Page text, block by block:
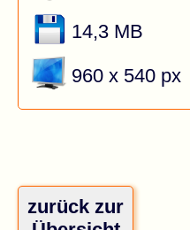
14,3 MB
960 x 540 px
zurück zur